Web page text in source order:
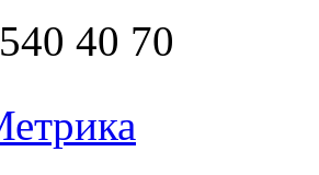
540 40 70